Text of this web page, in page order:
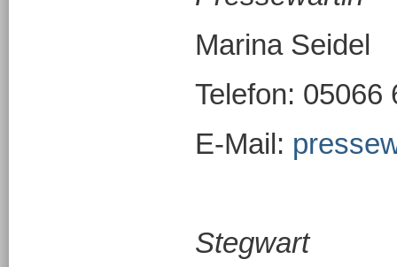
Marina Seidel
Telefon: 05066
E-Mail:
Stegwart